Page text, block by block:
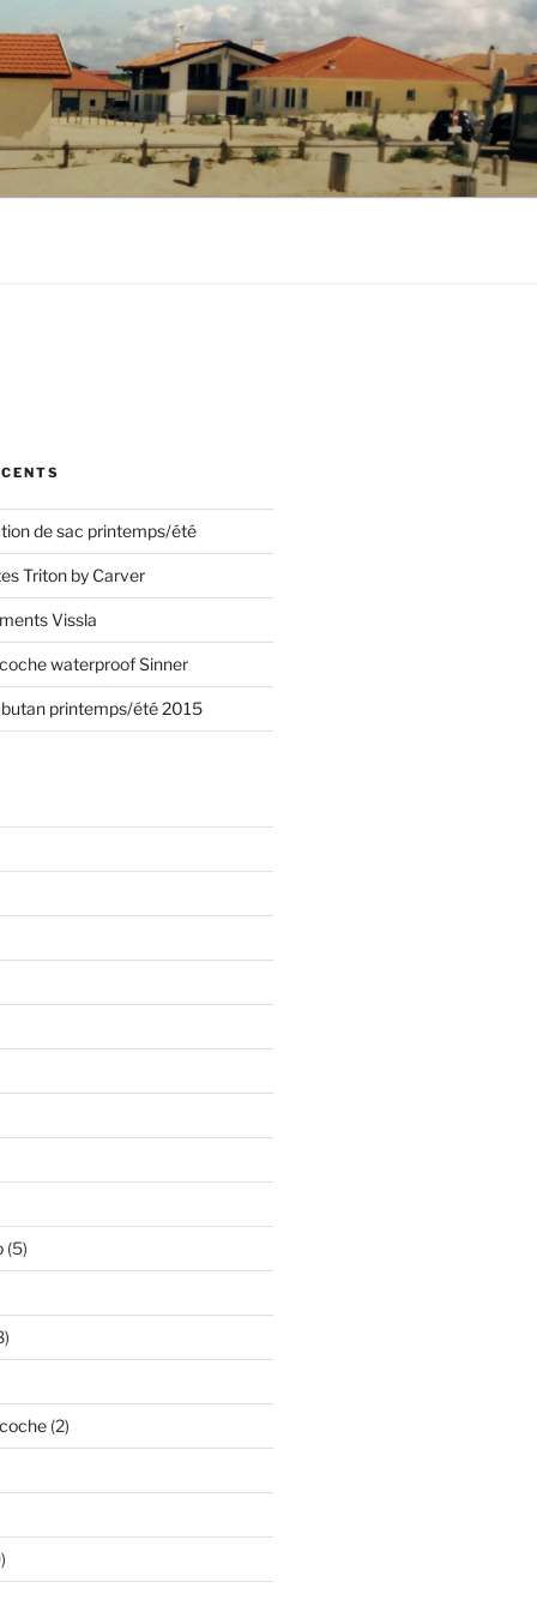
de sac printemps/été
Triton by Carver
Vissla
waterproof Sinner
printemps/été 2015
(5)
(2)